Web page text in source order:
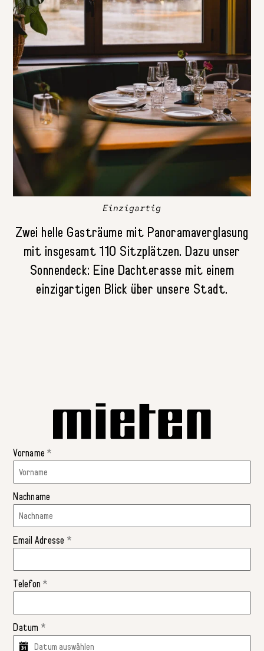
Einzigartig
Zwei helle Gasträume mit Panoramaverglasung
mit insgesamt 110 Sitzplätzen. Dazu unser
Sonnendeck: Eine Dachterasse mit einem
einzigartigen Blick über unsere Stadt.
Vorname *
Nachname
Email Adresse *
Telefon *
Datum *